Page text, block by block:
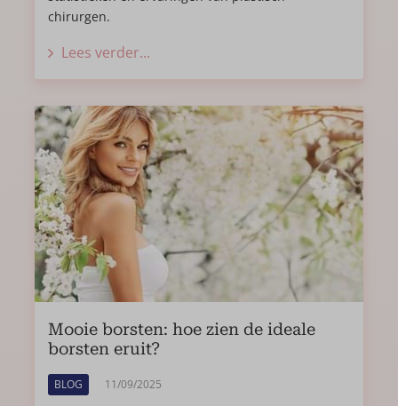
chirurgen.
Lees verder...
Mooie borsten: hoe zien de ideale
borsten eruit?
BLOG 11/09/2025